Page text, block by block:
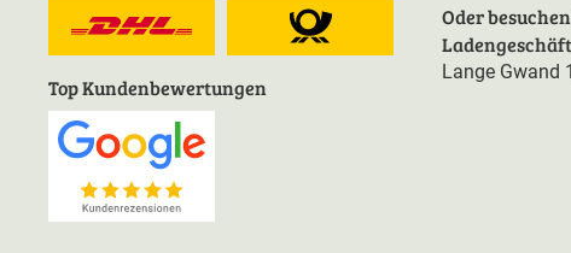
Top Kundenbewertungen
Oder
Lange Gwand